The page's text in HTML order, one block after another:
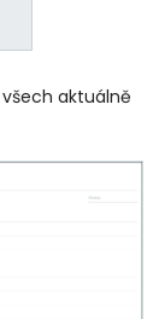
aktuálně